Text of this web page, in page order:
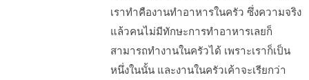
เราทำคืองานทำอาหารในครัว ซึ่งความจริง
แล้วคนไม่มีทักษะการทำอาหารเลยก็
สามารถทำงานในครัวได้ เพราะเราก็เป็น
หนึ่งในนั้น และงานในครัวเค้าจะเรียกว่า